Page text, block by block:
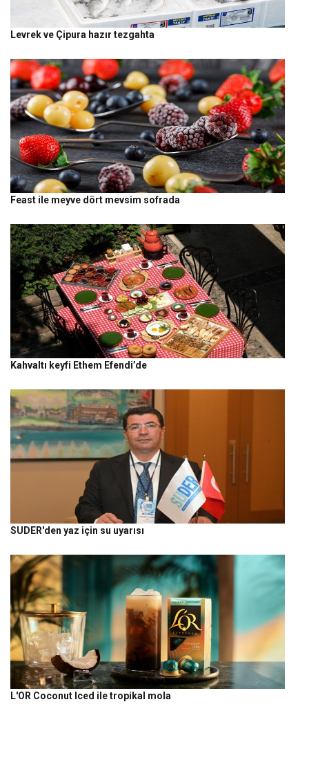
Levrek ve Çipura hazır tezgahta
Feast ile meyve dört mevsim sofrada
Kahvaltı keyfi Ethem Efendi’de
SUDER'den yaz için su uyarısı
L'OR Coconut Iced ile tropikal mola